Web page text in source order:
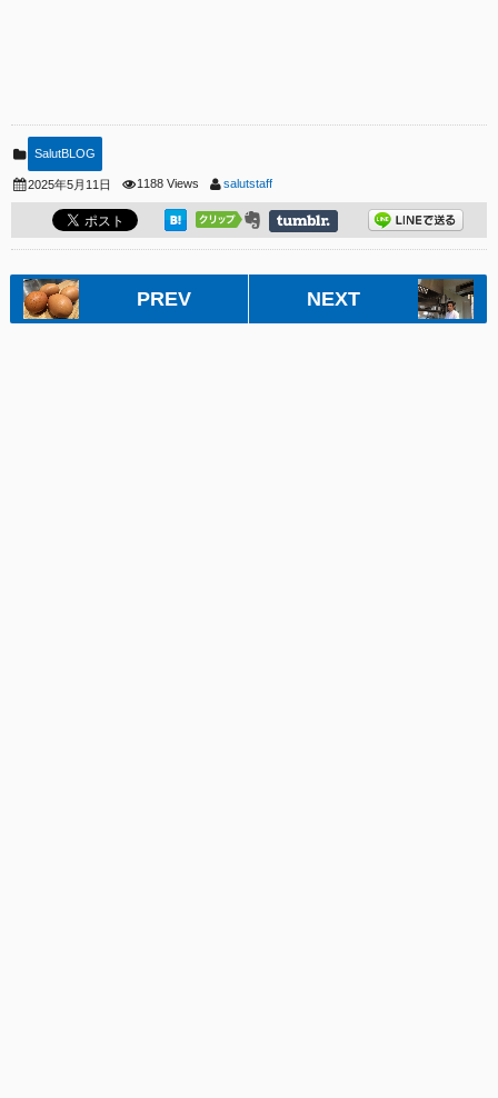
SalutBLOG
2025年5月11日 1188 Views salutstaff
PREV NEXT